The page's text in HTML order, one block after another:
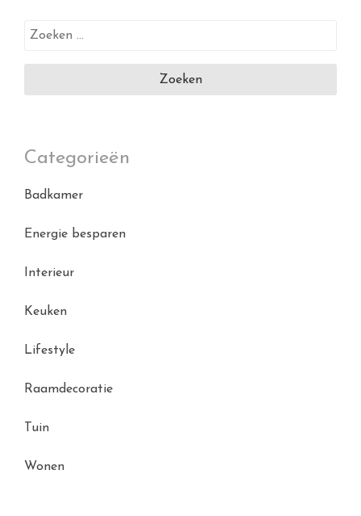
Zoeken
Categorieën
Badkamer
Energie besparen
Interieur
Keuken
Lifestyle
Raamdecoratie
Tuin
Wonen